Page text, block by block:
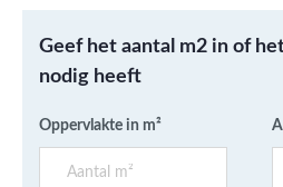
Geef het aantal m2 in of
nodig heeft
Oppervlakte in m²